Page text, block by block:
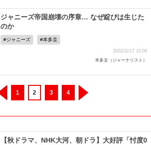
ジャニーズ帝国崩壊の序章… なぜ綻びは生じた
のか
ジャニーズ 本多圭
2022/11/17 10:00
本多圭（ジャーナリスト）
1 2 3 4
【秋ドラマ、NHK大河、朝ドラ】大好評「忖度0